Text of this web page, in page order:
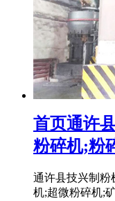
首页通许
粉碎机;粉
通许县技兴制粉
机;超微粉碎机;